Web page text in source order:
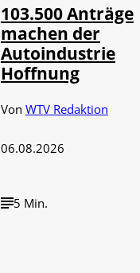
103.500 Anträge
machen der
Autoindustrie
Hoffnung
Von WTV Redaktion
06.08.2026
5 Min.